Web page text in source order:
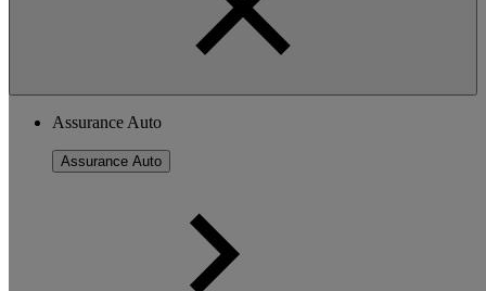
Assurance Auto
Assurance Auto